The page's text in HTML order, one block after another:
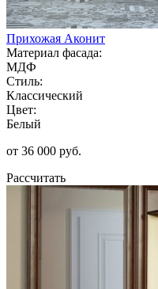
Прихожая Аконит
Материал фасада:
МДФ
Стиль:
Классический
Цвет:
Белый
от 36 000 руб.
Рассчитать